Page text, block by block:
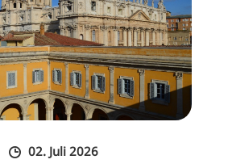
02. Juli 2026